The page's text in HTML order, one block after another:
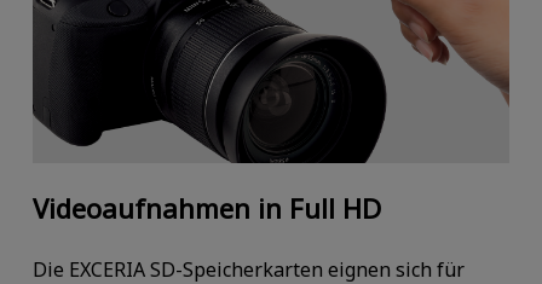
Videoaufnahmen in Full HD
Die EXCERIA SD-Speicherkarten eignen sich für